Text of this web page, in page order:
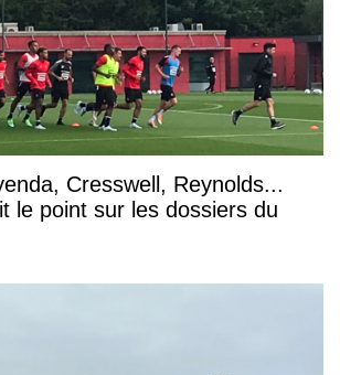
Cresswell, Reynolds...
le point sur les dossiers du